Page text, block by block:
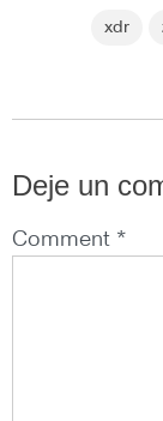
xdr
Deje un
Comment *